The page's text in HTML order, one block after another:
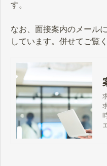
す。
なお、面接案内のメール
しています。併せてご覧